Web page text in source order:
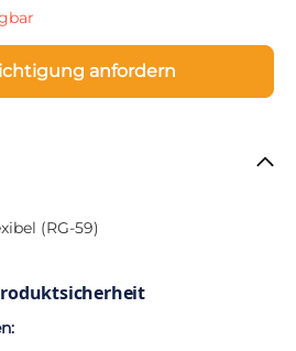
anfordern
(RG-59)